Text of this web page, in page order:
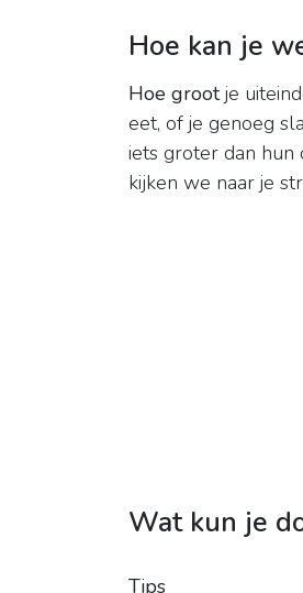
Hoe kan je
Hoe grootje
eet, of je genoeg
iets groter dan hun
kijken we naar je
Wat kun je
Tips